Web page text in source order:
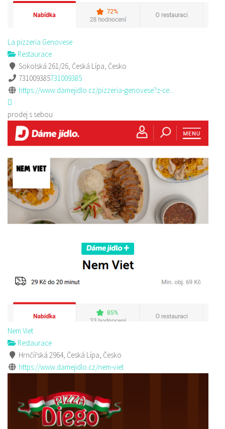
La pizzeria Genovese
Restaurace
Sokolská 261/26, Česká Lípa, Česko
731009385731009385
https://www.damejidlo.cz/pizzeria-genovese?z-ce...
prodej s sebou
Nem Viet
Restaurace
Hrnčířská 2964, Česká Lípa, Česko
https://www.damejidlo.cz/nem-viet